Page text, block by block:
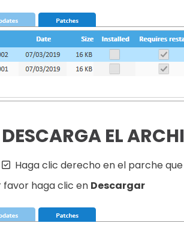
DESCARGA EL
Haga clic derecho en el parche
favor haga clic en Descargar